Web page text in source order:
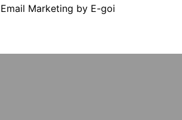
Email Marketing by E-goi